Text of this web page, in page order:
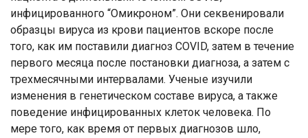
инфицированного “Омикроном”. Они секвенировали
образцы вируса из крови пациентов вскоре после
того, как им поставили диагноз COVID, затем в течение
первого месяца после постановки диагноза, а затем с
трехмесячными интервалами. Ученые изучили
изменения в генетическом составе вируса, а также
поведение инфицированных клеток человека. По
мере того, как время от первых диагнозов шло,